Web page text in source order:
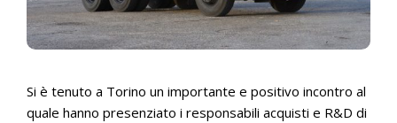
Si è tenuto a Torino un importante e positivo incontro al
quale hanno presenziato i responsabili acquisti e R&D di